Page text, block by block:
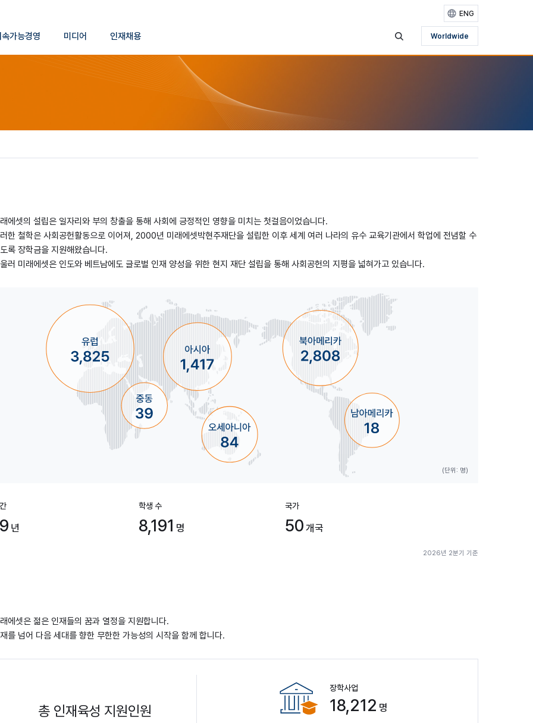
속가능경영 미디어 인재채용 Worldwide
ENG
에셋의 설립은 일자리와 부의 창출을 통해 사회에 긍정적인 영향을 미치는 첫걸음이었습니다.
한 철학은 사회공헌활동으로 이어져, 2000년 미래에셋박현주재단을 설립한 이후 세계 여러 나라의 유수 교육기관에서 학업에 전념할 수
록 장학금을 지원해왔습니다.
러 미래에셋은 인도와 베트남에도 글로벌 인재 양성을 위한 현지 재단 설립을 통해 사회공헌의 지평을 넓혀가고 있습니다.
(단위: 명)
년
학생 수
8,191 명
국가
50 개국
2026년 2분기 기준
에셋은 젊은 인재들의 꿈과 열정을 지원합니다.
를 넘어 다음 세대를 향한 무한한 가능성의 시작을 함께 합니다.
총 인재육성 지원인원
장학사업
18,212 명